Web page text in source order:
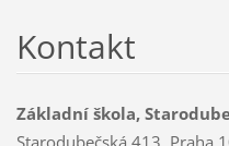
Kontakt
Základní škola,
Starodubečská 413, Praha